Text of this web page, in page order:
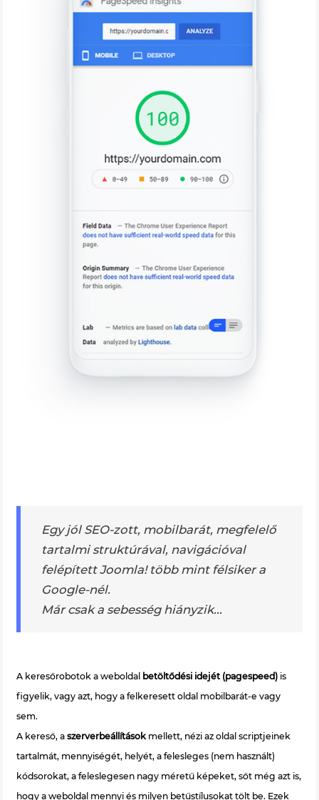
Egy jól SEO-zott, mobilbarát, megfelelő
tartalmi struktúrával, navigációval
felépített Joomla! több mint félsiker a
Google-nél.
Már csak a sebesség hiányzik...
A keresőrobotok a weboldal betöltődési idejét (pagespeed)is
figyelik, vagy azt, hogy a felkeresett oldal mobilbarát-e vagy
sem.
A kereső, a szerverbeállításokmellett, nézi az oldal scriptjeinek
tartalmát, mennyiségét, helyét, a felesleges (nem használt)
kódsorokat, a feleslegesen nagy méretű képeket, sőt még azt is,
hogy a weboldal mennyi és milyen betűstílusokat tölt be. Ezek